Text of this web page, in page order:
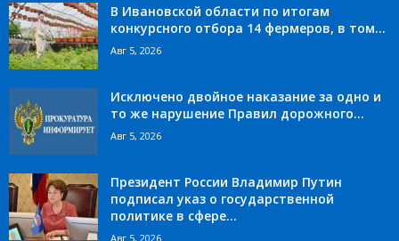
В Ивановской области по итогам
конкурсного отбора 14 фермеров, в том...
Авг 5, 2026
Исключено двойное наказание за одно и
то же нарушение Правил дорожного...
Авг 5, 2026
Президент России Владимир Путин
подписал указ о государственной
политике в сфере...
Авг 5, 2026